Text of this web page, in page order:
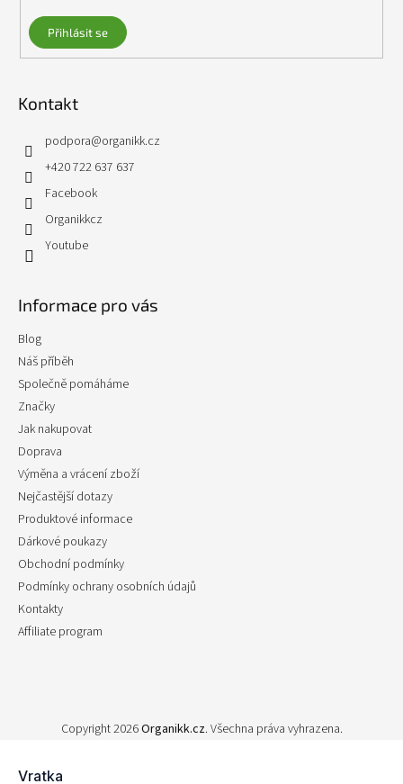
Přihlásit se
Kontakt
podpora@organikk.cz
+420 722 637 637
Facebook
Organikkcz
Youtube
Informace pro vás
Blog
Náš příběh
Společně pomáháme
Značky
Jak nakupovat
Doprava
Výměna a vrácení zboží
Nejčastější dotazy
Produktové informace
Dárkové poukazy
Obchodní podmínky
Podmínky ochrany osobních údajů
Kontakty
Affiliate program
Copyright 2026Organikk.cz. Všechna práva vyhrazena.